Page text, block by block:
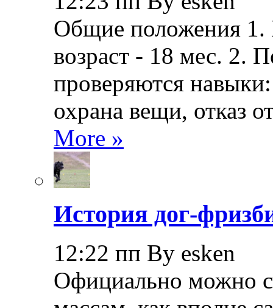
Общие положения
возраст - 18 мес. 2.
проверяются
охрана вещи, отказ
More »
История дог-
12:22 пп By esken
Официально можно